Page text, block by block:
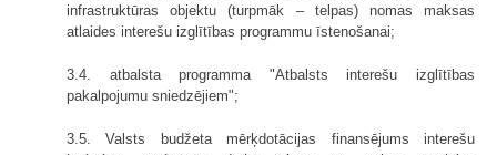
infrastruktūras objektu (turpmāk – telpas) nomas maksas
atlaides interešu izglītības programmu īstenošanai;
3.4. atbalsta programma "Atbalsts interešu izglītības
pakalpojumu sniedzējiem";
3.5. Valsts budžeta mērķdotācijas finansējums interešu